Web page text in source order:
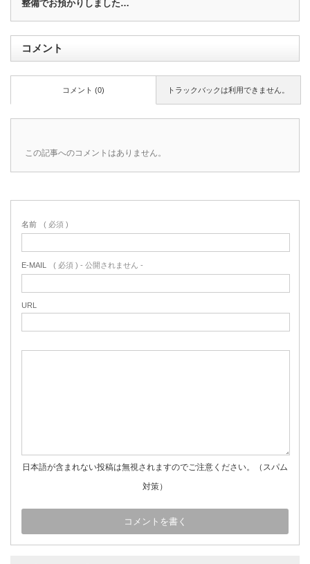
整備でお預かりしました…
コメント
トラックバックは利用できません。
コメント (0)
この記事へのコメントはありません。
名前 ( 必須 )
E-MAIL ( 必須 ) - 公開されません -
URL
日本語が含まれない投稿は無視されますのでご注意ください。（スパム
対策）